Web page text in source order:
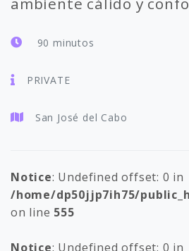
90 minutos
PRIVATE
San José del Cabo
Notice: Undefined offset: 0 in
/home/dp50jjp7ih75/
on line 555
Notice: Undefined offset: 0 in